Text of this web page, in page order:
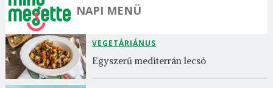
NAPI MENÜ
VEGETÁRIÁNUS
Egyszerű mediterrán lecsó